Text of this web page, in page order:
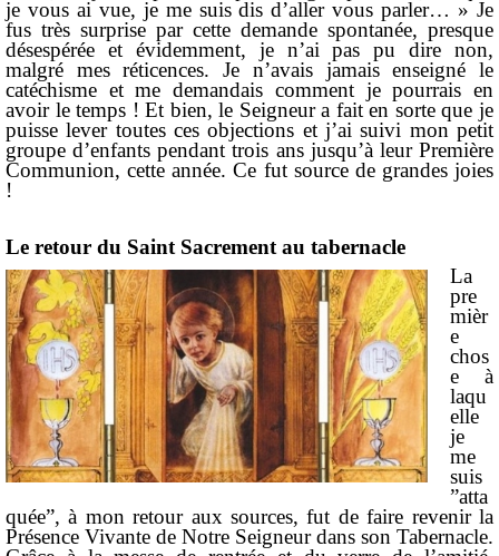
je vous ai vue, je me suis dis d’aller vous parler… » Je
fus très surprise par cette demande spontanée, presque
désespérée et évidemment, je n’ai pas pu dire non,
malgré mes réticences. Je n’avais jamais enseigné le
catéchisme et me demandais comment je pourrais en
avoir le temps ! Et bien, le Seigneur a fait en sorte que je
puisse lever toutes ces objections et j’ai suivi mon petit
groupe d’enfants pendant trois ans jusqu’à leur Première
Communion, cette année. Ce fut source de grandes joies
!
Le retour du Saint Sacrement au tabernacle
La
pre
mièr
e
chos
e à
laqu
elle
je
me
suis
”atta
quée”, à mon retour aux sources, fut de faire revenir la
Présence Vivante de Notre Seigneur dans son Tabernacle.